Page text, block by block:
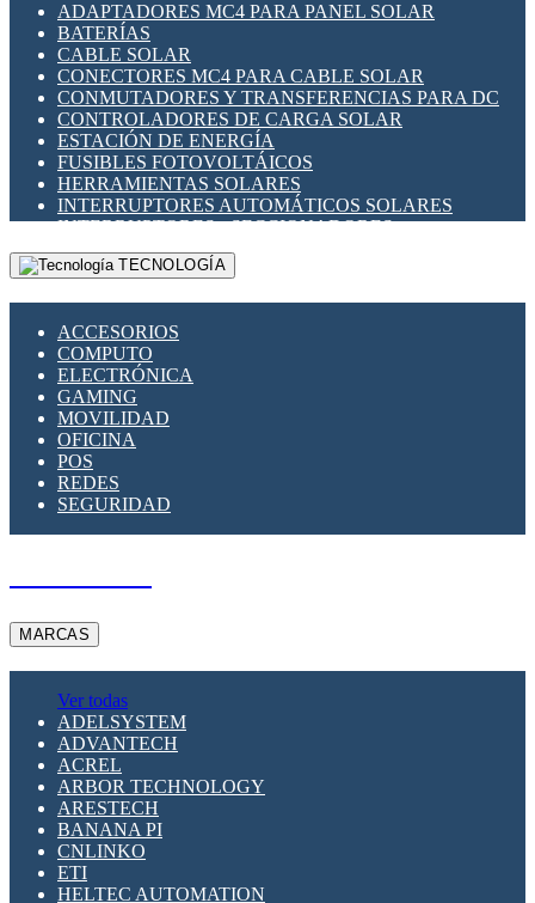
ADAPTADORES MC4 PARA PANEL SOLAR
BATERÍAS
CABLE SOLAR
CONECTORES MC4 PARA CABLE SOLAR
CONMUTADORES Y TRANSFERENCIAS PARA DC
CONTROLADORES DE CARGA SOLAR
ESTACIÓN DE ENERGÍA
FUSIBLES FOTOVOLTÁICOS
HERRAMIENTAS SOLARES
INTERRUPTORES AUTOMÁTICOS SOLARES
INTERRUPTORES - SECCIONADORES
FOTOVOLTÁICOS
MONTAJE PANEL SOLAR
SUPRESOR DE TRANSIENTES SPDS PARA
APLICACIONES FOTOVOLTAICAS
TECNOLOGÍA
ACCESORIOS
COMPUTO
ELECTRÓNICA
GAMING
MOVILIDAD
OFICINA
POS
REDES
SEGURIDAD
MARCAS
Ver todas
ADELSYSTEM
ADVANTECH
ACREL
ARBOR TECHNOLOGY
ARESTECH
BANANA PI
CNLINKO
ETI
HELTEC AUTOMATION